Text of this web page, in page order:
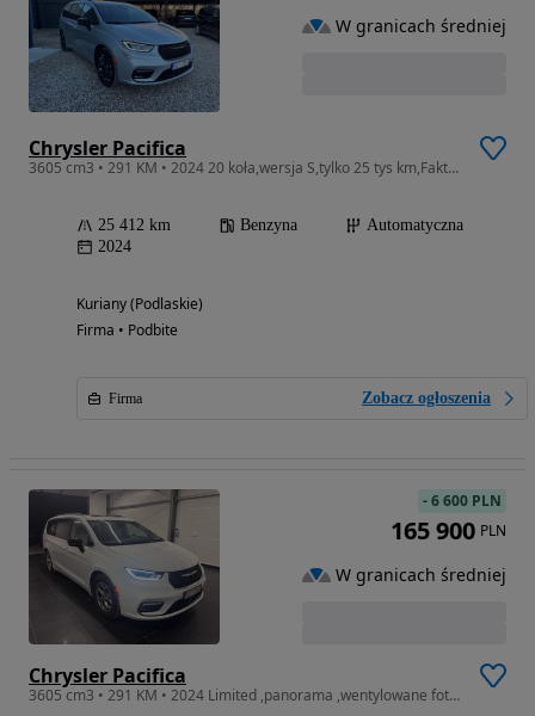
Chrysler Pacifica
3605 cm3 • 291 KM • 2024 20 koła,wersja S,tylko 25 tys km,Faktura VAT 23%
25 412 km Benzyna
Automatyczna
2024
Kuriany (Podlaskie)
Firma • Podbite
Firma Zobacz ogłoszenia
W granicach średniej
Chrysler Pacifica
3605 cm3 • 291 KM • 2024 Limited ,panorama ,wentylowane fotele,21 tys km
-6 600 PLN
165 900 PLN
W granicach średniej